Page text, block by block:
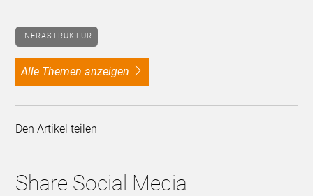
INFRASTRUKTUR
alle Themen anzeigen
Den Artikel teilen
Share Social Media